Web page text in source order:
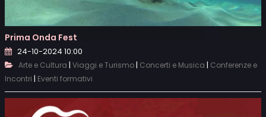
Prima Onda Fest
24-10-2024 10:00
Arte e Cultura | Viaggi e Turismo| Concerti e Musica | Conferenze e
Incontri | Eventi formativi